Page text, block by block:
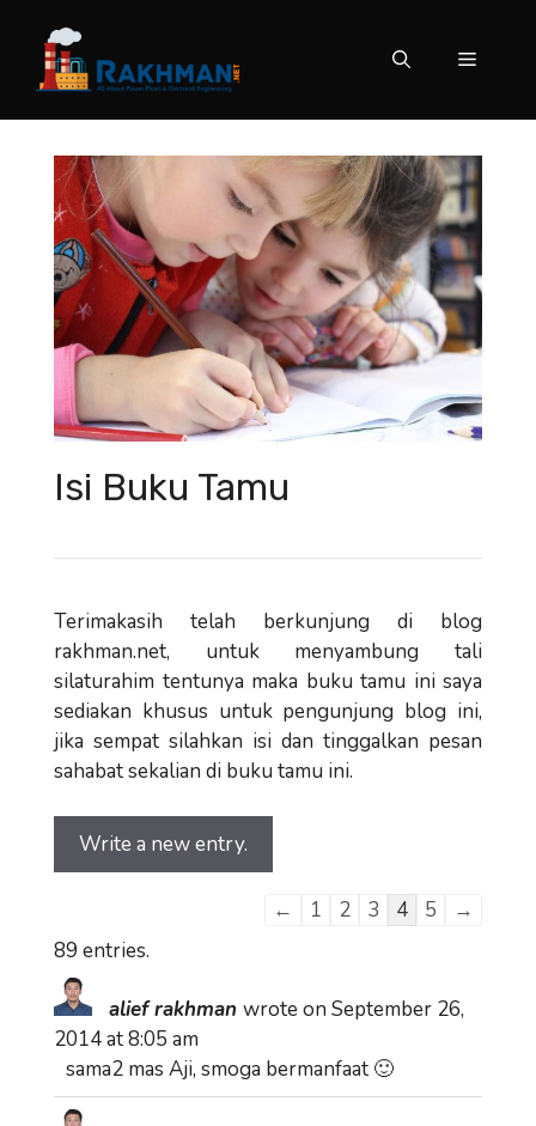
content
Menu
Isi Buku Tamu
Terimakasih telah berkunjung di blog
rakhman.net, untuk menyambung tali
silaturahim tentunya maka buku tamu ini saya
sediakan khusus untuk pengunjung blog ini,
jika sempat silahkan isi dan tinggalkan pesan
sahabat sekalian di buku tamu ini.
Guestbook
← 1 2 3 4 5
→
89 entries.
alief rakhman wrote on September 26,
2014at8:05 am
sama2 mas Aji, smoga bermanfaat 🙂